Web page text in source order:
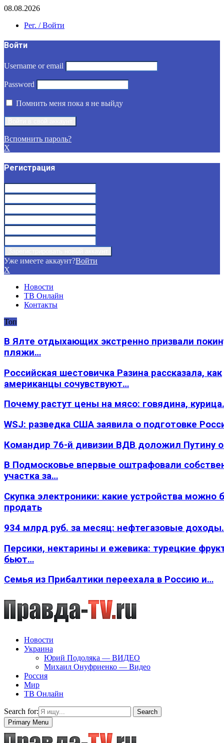
08.08.2026
Рег. / Войти
Войти
Username or email
Password
Помнить меня пока я не выйду
Вспомнить пароль?
X
Регистрация
Уже имеете аккаунт?Войти
X
Новости
ТВ Онлайн
Контакты
Топ
В Ялте отдыхающих экстренно призвали
пляжи…
Российская шестовичка Разина рассказала, как
американцы сочувствуют…
Почему растут цены на мясо: говядина,
WSJ: разведка США заявила о подготовке
Командир 76-й дивизии ВДВ доложил Путину
В Подмосковье впервые оштрафовали
участка за…
Скупка электроники: какие устройства можно
продать
934 млрд руб. за месяц: нефтегазовые
Персики, нектарины и ежевика: турецкие
бьют…
Семья из Прибалтики переехала в Россию и…
Новости
Украина
Юрий Подоляка — ВИДЕО
Михаил Онуфриенко — Видео
Россия
Мир
ТВ Онлайн
Search for:
Search
Primary Menu